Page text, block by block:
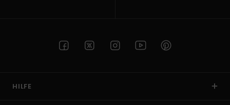
HILFE